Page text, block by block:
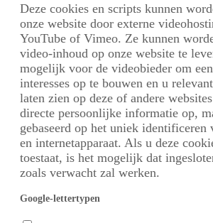
Deze cookies en scripts kunnen
onze website door externe
YouTube of Vimeo. Ze kunnen
video-inhoud op onze website te
mogelijk voor de videobieder om
interesses op te bouwen en u
laten zien op deze of andere
directe persoonlijke informatie op,
gebaseerd op het uniek identificeren
en internetapparaat. Als u deze
toestaat, is het mogelijk dat
zoals verwacht zal werken.
Google-lettertypen